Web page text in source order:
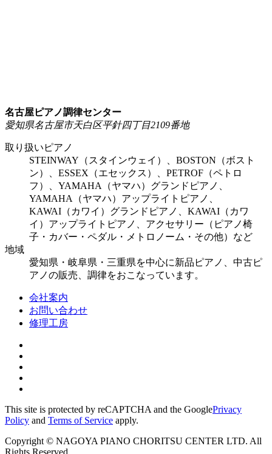
名古屋ピアノ調律センター
愛知県名古屋市天白区平針四丁目2109番地
取り扱いピアノ
STEINWAY（スタインウェイ）、BOSTON（ボスト
ン）、ESSEX（エセックス）、PETROF（ペトロ
フ）、YAMAHA（ヤマハ）グランドピアノ、
YAMAHA（ヤマハ）アップライトピアノ、
KAWAI（カワイ）グランドピアノ、KAWAI（カワ
イ）アップライトピアノ、アクセサリー（ピアノ椅
子・カバー・ペダル・メトロノーム・その他）など
地域
愛知県・岐阜県・三重県を中心に新品ピアノ、中古ピ
アノの販売、調律をおこなっています。
会社案内
お問い合わせ
修理工房
This site is protected by reCAPTCHA and the GooglePrivacy
Policy and Terms of Service apply.
Copyright © NAGOYA PIANO CHORITSU CENTER LTD. All
Rights Reserved.